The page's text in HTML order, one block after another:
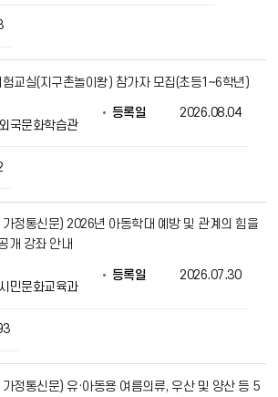
교실(지구촌놀이왕) 참가자 모집(초등1~6학년)
국문화학습관
등록일 2026.08.04
정통신문) 2026년 아동학대 예방 및 관계의 힘을
개 강좌 안내
민문화교육과
등록일 2026.07.30
정통신문) 유·아동용 여름의류, 우산 및 양산 등 5